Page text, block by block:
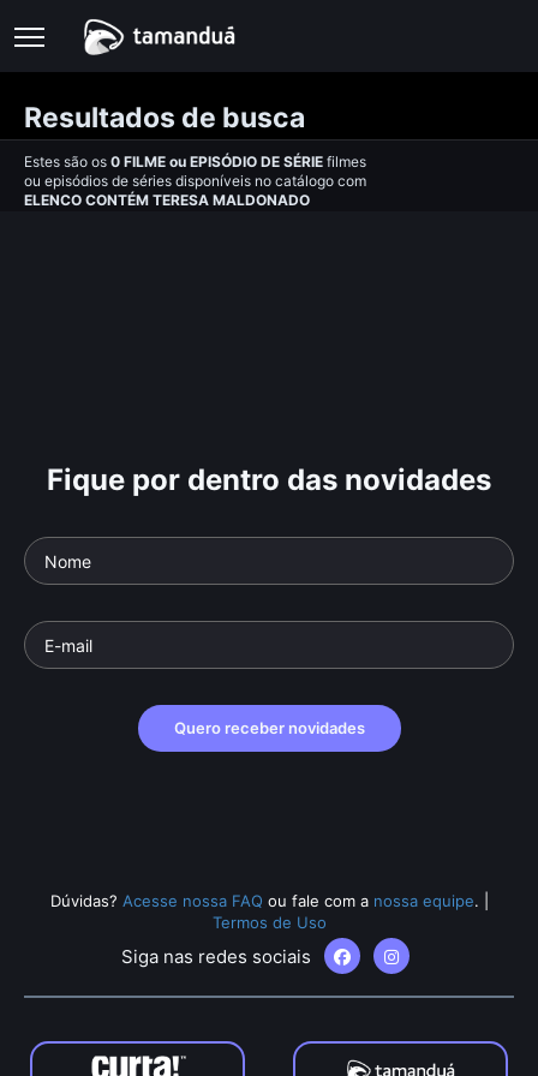
Resultados de busca
Estes são os 0 FILME ou EPISÓDIO DE SÉRIE filmes
ou episódios de séries disponíveis no catálogo com
ELENCO CONTÉM TERESA MALDONADO
Fique por dentro das novidades
Quero receber novidades
Dúvidas? Acesse nossa FAQ ou fale com a nossa equipe.
Termos de Uso
Siga nas redes sociais